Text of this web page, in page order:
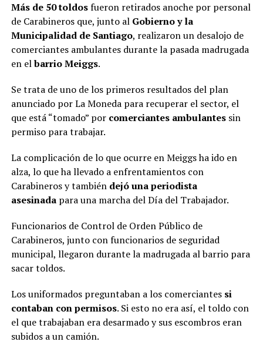
Más de 50 toldosfueron retirados anoche por personal
de Carabineros que, junto al Gobierno y la
Municipalidad de Santiago, realizaron un desalojo de
comerciantes ambulantes durante la pasada madrugada
en elbarrio Meiggs.
Se trata de uno de los primeros resultados del plan
anunciado por La Moneda para recuperar el sector, el
que está “tomado” por comerciantes ambulantessin
permiso para trabajar.
La complicación de lo que ocurre en Meiggs ha ido en
alza, lo que ha llevado a enfrentamientos con
Carabineros y también dejó una periodista
asesinadapara una marcha del Día del Trabajador.
Funcionarios de Control de Orden Público de
Carabineros, junto con funcionarios de seguridad
municipal, llegaron durante la madrugada al barrio para
sacar toldos.
Los uniformados preguntaban a los comerciantes si
contaban con permisos. Si esto no era así, el toldo con
el que trabajaban era desarmado y sus escombros eran
subidos a un camión.